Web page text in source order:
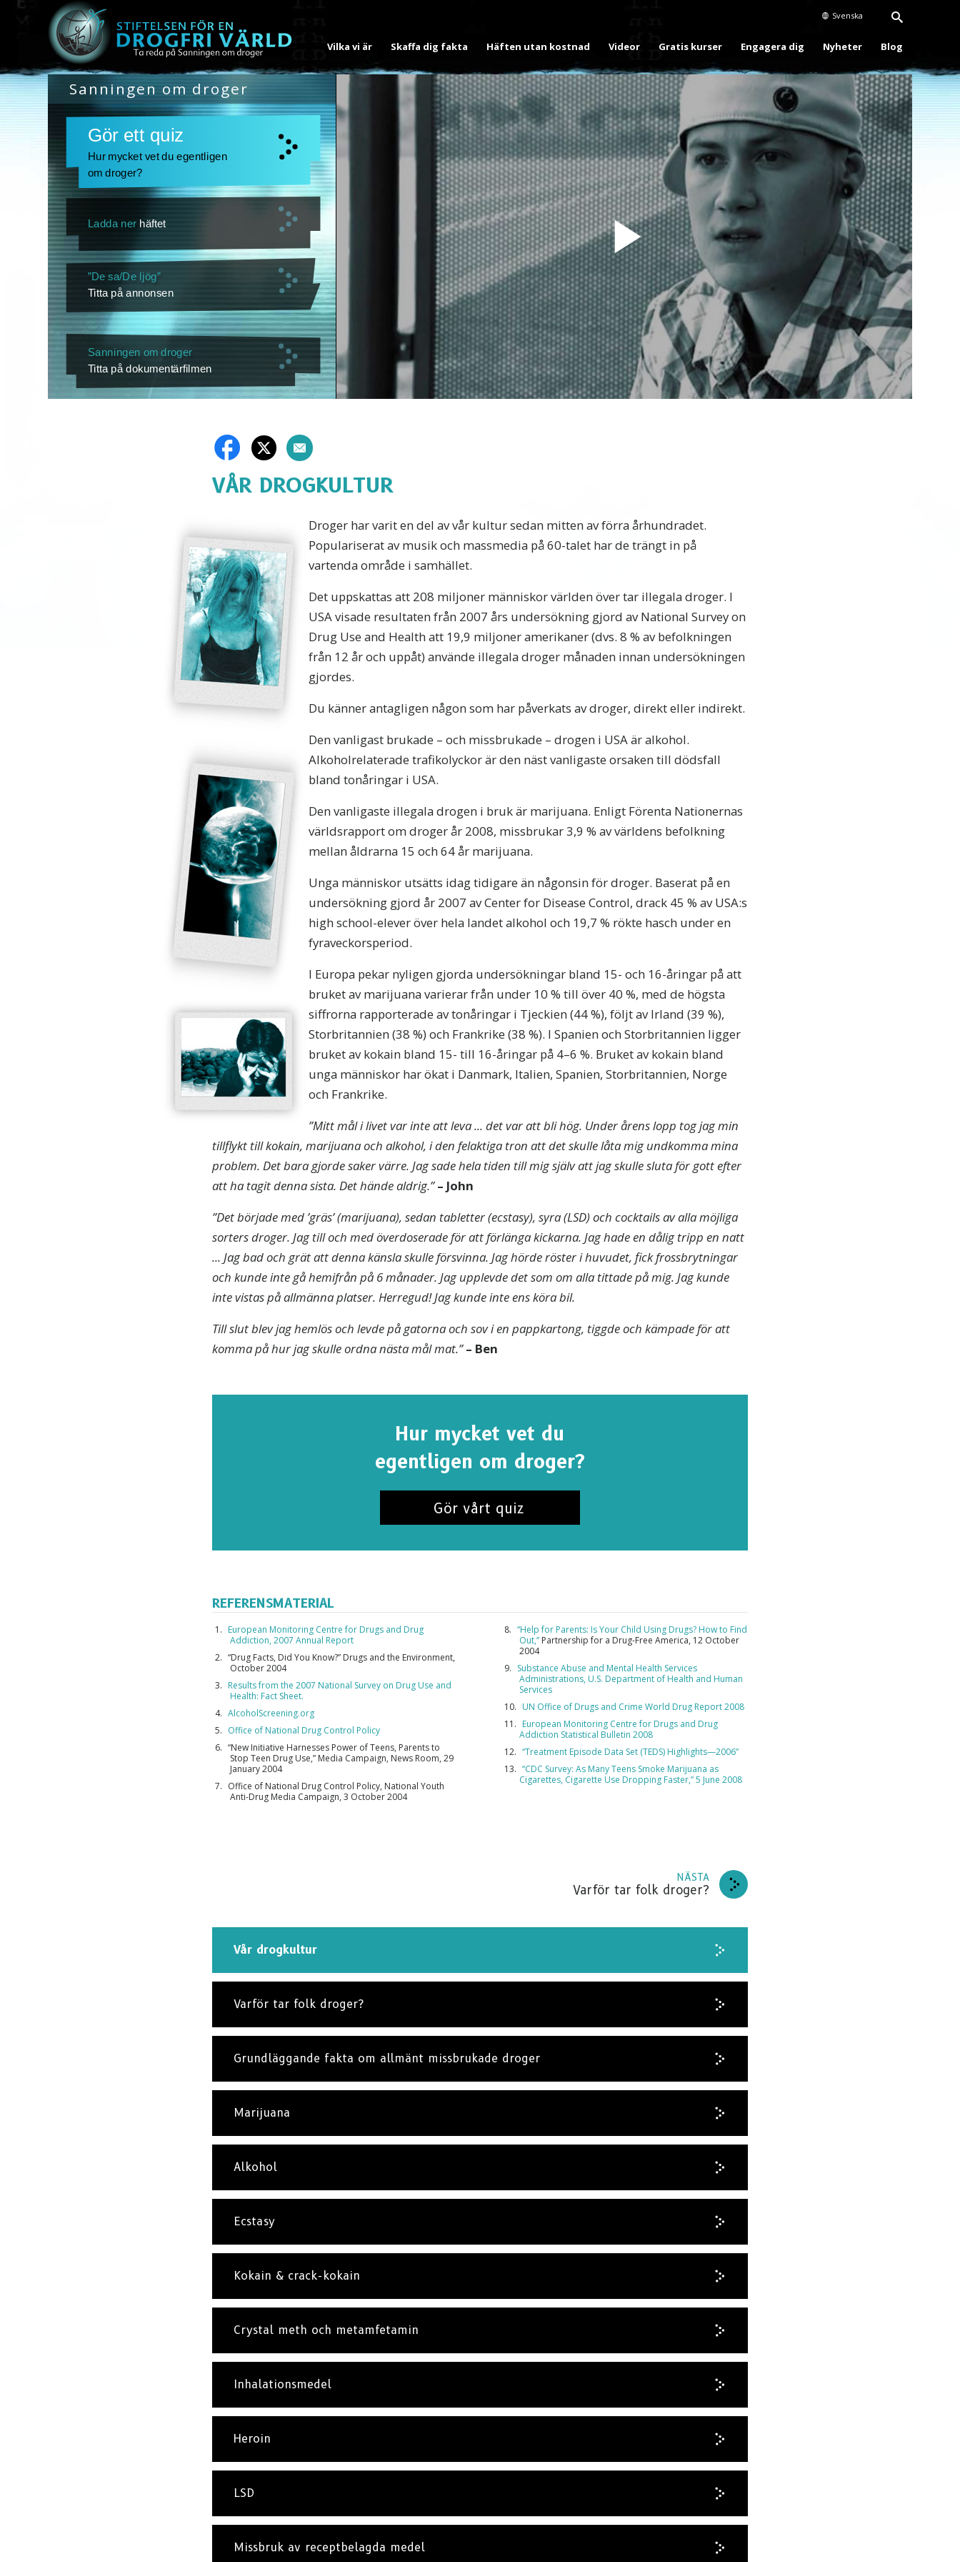
Svenska
Vilka vi är Skaffa dig fakta Häften utan kostnad Videor Gratis kurser Engagera dig Nyheter Blog
Play
Video
Sanningen om droger
Gör ett quiz
Hur mycket vet du egentligen
om droger?
Ladda ner häftet
”De sa/De ljög”
Titta på annonsen
Sanningen om droger
Titta på dokumentärfilmen
VÅR DROGKULTUR
Droger har varit en del av vår kultur sedan mitten av förra århundradet.
Populariserat av musik och massmedia på 60-talet har de trängt in på
vartenda område i samhället.
Det uppskattas att 208 miljoner människor världen över tar illegala droger. I
USA visade resultaten från 2007 års undersökning gjord av National Survey on
Drug Use and Health att 19,9 miljoner amerikaner (dvs. 8 % av befolkningen
från 12 år och uppåt) använde illegala droger månaden innan undersökningen
gjordes.
Du känner antagligen någon som har påverkats av droger, direkt eller indirekt.
Den vanligast brukade – och missbrukade – drogen i USA är alkohol.
Alkoholrelaterade trafikolyckor är den näst vanligaste orsaken till dödsfall
bland tonåringar i USA.
Den vanligaste illegala drogen i bruk är marijuana. Enligt Förenta Nationernas
världsrapport om droger år 2008, missbrukar 3,9 % av världens befolkning
mellan åldrarna 15 och 64 år marijuana.
Unga människor utsätts idag tidigare än någonsin för droger. Baserat på en
undersökning gjord år 2007 av Center for Disease Control, drack 45 % av USA:s
high school-elever över hela landet alkohol och 19,7 % rökte hasch under en
fyraveckorsperiod.
I Europa pekar nyligen gjorda undersökningar bland 15- och 16-åringar på att
bruket av marijuana varierar från under 10 % till över 40 %, med de högsta
siffrorna rapporterade av tonåringar i Tjeckien (44 %), följt av Irland (39 %),
Storbritannien (38 %) och Frankrike (38 %). I Spanien och Storbritannien ligger
bruket av kokain bland 15- till 16-åringar på 4–6 %. Bruket av kokain bland
unga människor har ökat i Danmark, Italien, Spanien, Storbritannien, Norge
och Frankrike.
”Mitt mål i livet var inte att leva ... det var att bli hög. Under årens lopp tog jag min
tillflykt till kokain, marijuana och alkohol, i den felaktiga tron att det skulle låta mig undkomma mina
problem. Det bara gjorde saker värre. Jag sade hela tiden till mig själv att jag skulle sluta för gott efter
att ha tagit denna sista. Det hände aldrig.”– John
”Det började med ’gräs’ (marijuana), sedan tabletter (ecstasy), syra (LSD) och cocktails av alla möjliga
sorters droger. Jag till och med överdoserade för att förlänga kickarna. Jag hade en dålig tripp en natt
... Jag bad och grät att denna känsla skulle försvinna. Jag hörde röster i huvudet, fick frossbrytningar
och kunde inte gå hemifrån på 6 månader. Jag upplevde det som om alla tittade på mig. Jag kunde
inte vistas på allmänna platser. Herregud! Jag kunde inte ens köra bil.
Till slut blev jag hemlös och levde på gatorna och sov i en pappkartong, tiggde och kämpade för att
komma på hur jag skulle ordna nästa mål mat.” – Ben
Hur mycket vet du
egentligen om droger?
Gör vårt quiz
REFERENSMATERIAL
European Monitoring Centre for Drugs and Drug
Addiction, 2007 Annual Report
“Drug Facts, Did You Know?” Drugs and the Environment,
October 2004
Results from the 2007 National Survey on Drug Use and
Health: Fact Sheet.
AlcoholScreening.org
Office of National Drug Control Policy
“New Initiative Harnesses Power of Teens, Parents to
Stop Teen Drug Use,” Media Campaign, News Room, 29
January 2004
Office of National Drug Control Policy, National Youth
Anti-Drug Media Campaign, 3 October 2004
“Help for Parents: Is Your Child Using Drugs? How to Find
Out,”Partnership for a Drug-Free America, 12 October
2004
Substance Abuse and Mental Health Services
Administrations, U.S. Department of Health and Human
Services
UN Office of Drugs and Crime World Drug Report 2008
European Monitoring Centre for Drugs and Drug
Addiction Statistical Bulletin 2008
“Treatment Episode Data Set (TEDS) Highlights—2006”
“CDC Survey: As Many Teens Smoke Marijuana as
Cigarettes, Cigarette Use Dropping Faster,” 5 June 2008
NÄSTA
Varför tar folk droger?
Vår drogkultur
Varför tar folk droger?
Grundläggande fakta om allmänt missbrukade droger
Marijuana
Alkohol
Ecstasy
Kokain & crack-kokain
Crystal meth och metamfetamin
Inhalationsmedel
Heroin
LSD
Missbruk av receptbelagda medel
Prenumerera påSanningen om droger-nyheternaoch få våra senaste
NEJ TACK